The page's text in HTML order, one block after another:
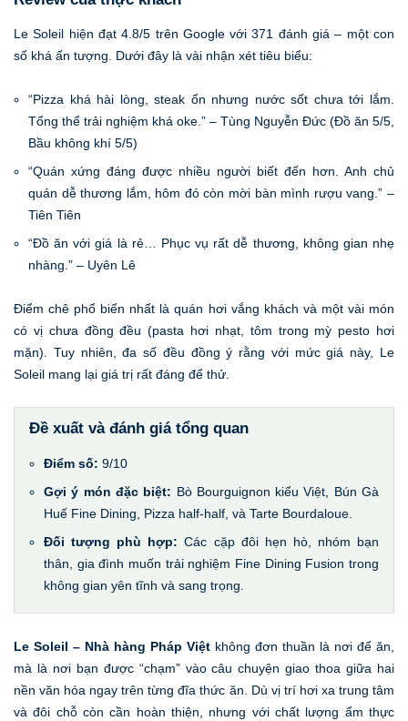
Le Soleil hiện đạt 4.8/5 trên Google với 371 đánh giá – một con
số khá ấn tượng. Dưới đây là vài nhận xét tiêu biểu:
“Pizza khá hài lòng, steak ổn nhưng nước sốt chưa tới lắm.
Tổng thể trải nghiệm khá oke.” – Tùng Nguyễn Đức (Đồ ăn 5/5,
Bầu không khí 5/5)
“Quán xứng đáng được nhiều người biết đến hơn. Anh chủ
quán dễ thương lắm, hôm đó còn mời bàn mình rượu vang.” –
Tiên Tiên
“Đồ ăn với giá là rẻ… Phục vụ rất dễ thương, không gian nhẹ
nhàng.” – Uyên Lê
Điểm chê phổ biến nhất là quán hơi vắng khách và một vài món
có vị chưa đồng đều (pasta hơi nhạt, tôm trong mỳ pesto hơi
mặn). Tuy nhiên, đa số đều đồng ý rằng với mức giá này, Le
Soleil mang lại giá trị rất đáng để thử.
Đề xuất và đánh giá tổng quan
Điểm số: 9/10
Gợi ý món đặc biệt: Bò Bourguignon kiểu Việt, Bún Gà
Huế Fine Dining, Pizza half-half, và Tarte Bourdaloue.
Đối tượng phù hợp: Các cặp đôi hẹn hò, nhóm bạn
thân, gia đình muốn trải nghiệm Fine Dining Fusion trong
không gian yên tĩnh và sang trọng.
Le Soleil – Nhà hàng Pháp Việt không đơn thuần là nơi để ăn,
mà là nơi bạn được “chạm” vào câu chuyện giao thoa giữa hai
nền văn hóa ngay trên từng đĩa thức ăn. Dù vị trí hơi xa trung tâm
và đôi chỗ còn cần hoàn thiện, nhưng với chất lượng ẩm thực